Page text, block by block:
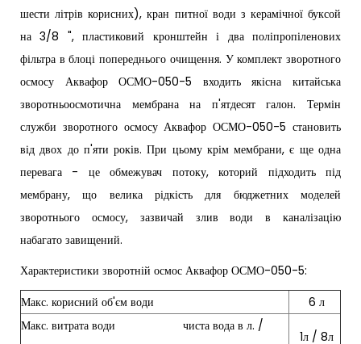
шести літрів корисних), кран питної води з керамічної буксой
на 3/8 ", пластиковий кронштейн і два поліпропіленових
фільтра в блоці попереднього очищення. У комплект зворотного
осмосу Аквафор ОСМО-050-5 входить якісна китайська
зворотньоосмотична мембрана на п'ятдесят галон. Термін
служби зворотного осмосу Аквафор ОСМО-050-5 становить
від двох до п'яти років. При цьому крім мембрани, є ще одна
перевага - це обмежувач потоку, которий підходить під
мембрану, що велика рідкість для бюджетних моделей
зворотнього осмосу, зазвичай злив води в каналізацію
набагато завищений.
Характеристики зворотній осмос Аквафор ОСМО-050-5:
Макс. корисний об'єм води
6 л
Макс. витрата води чиста вода в л. /
1л / 8л